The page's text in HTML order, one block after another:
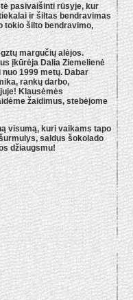
pasivaišinti rūsyje, kur
ir šiltas bendravimas
tokio šilto bendravimo,
margučių alėjos.
įkūrėja Dalia Ziemelienė
1999 metų. Dabar
rankų darbo,
Klausėmės
žaidimus, stebėjome
visumą, kuri vaikams tapo
saldus šokolado
džiaugsmu!